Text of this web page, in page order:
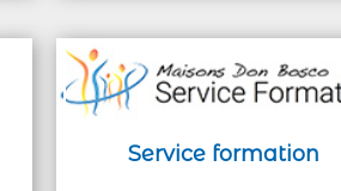
Service formation